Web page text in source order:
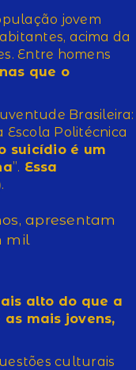
jovem
acima da
Entre homens
que o
Brasileira:
Politécnica
suicídio é um
”. Essa
.
apresentam
mil
alto do que a
mais jovens,
culturais